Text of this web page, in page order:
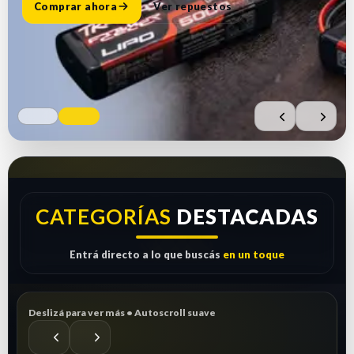
Comprar ahora Ver repuestos
CATEGORÍAS DESTACADAS
Entrá directo a lo que buscás en un toque
Deslizá para ver más • Autoscroll suave